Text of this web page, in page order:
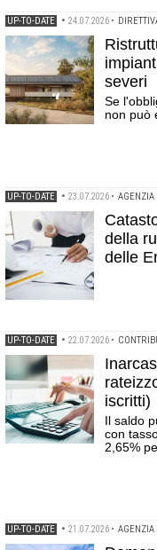
UP-TO-DATE • 24.07.2026 •
severi
Se
non può
UP-TO-DATE • 23.07.2026 • AGENZIA
della
delle
UP-TO-DATE • 22.07.2026 •
iscritti)
Il saldo
con
2,65%
UP-TO-DATE • 21.07.2026 • AGENZIA